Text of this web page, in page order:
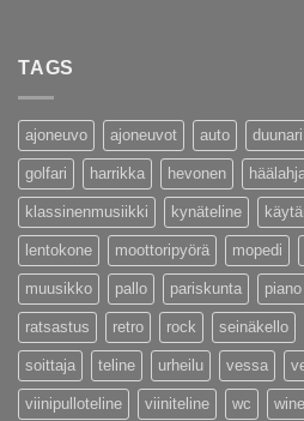
TAGS
ajoneuvo ajoneuvot auto duunari
golfari harrikka hevonen
klassinenmusiikki kynäteline
lentokone moottoripyörä mopedi
muusikko pallo pariskunta piano
ratsastus retro rock seinäkello
soittaja teline urheilu vessa
viinipulloteline viiniteline wc wine